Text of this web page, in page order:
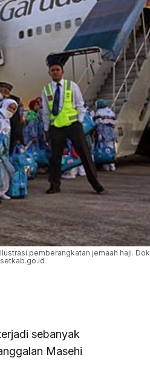
Ilustrasi pemberangkatan jemaah haji. Dok
setkab.go.id
sebanyak
Masehi